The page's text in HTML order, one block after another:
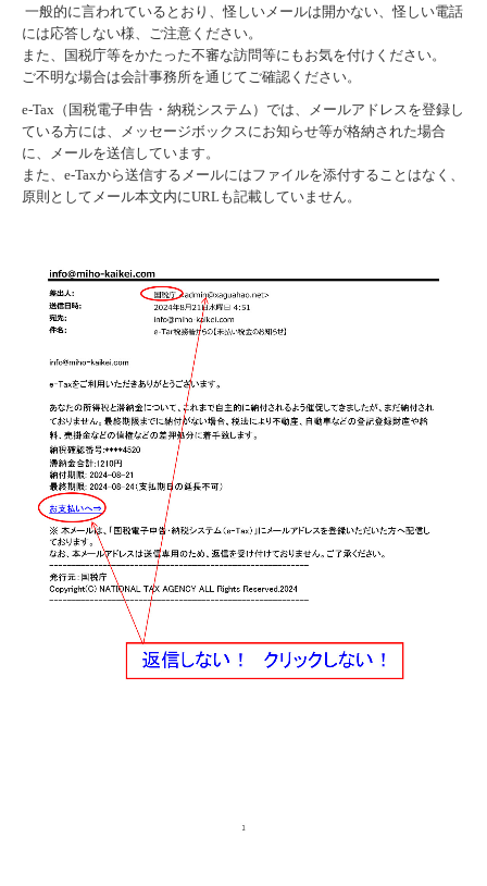
一般的に言われているとおり、怪しいメールは開かない、怪しい電話
には応答しない様、ご注意ください。
また、国税庁等をかたった不審な訪問等にもお気を付けください。
ご不明な場合は会計事務所を通じてご確認ください。
e-Tax（国税電子申告・納税システム）では、メールアドレスを登録し
ている方には、メッセージボックスにお知らせ等が格納された場合
に、メールを送信しています。
また、e-Taxから送信するメールにはファイルを添付することはなく、
原則としてメール本文内にURLも記載していません。